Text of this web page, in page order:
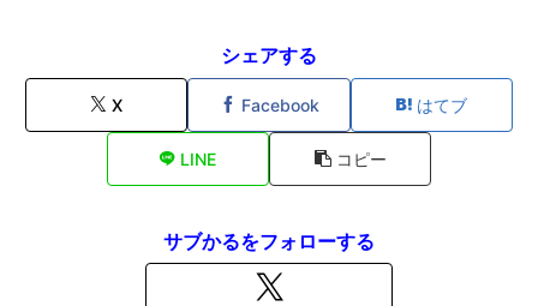
シェアする
X Facebook はてブ
LINE コピー
サブかるをフォローする